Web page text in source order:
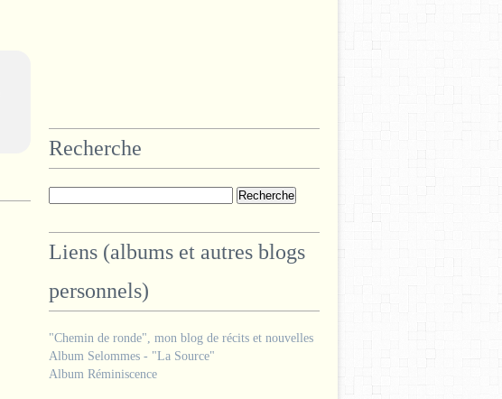
Recherche
Liens (albums et autres blogs
personnels)
"Chemin de ronde", mon blog de récits et nouvelles
Album Selommes - "La Source"
Album Réminiscence